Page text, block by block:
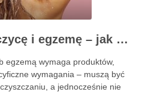
Szampon na łuszczycę i egzemę – jak świadomie dobierać produkty przy wrażliwej skórze głowy?
egzemą wymaga produktów,
wymagania – muszą być
a jednocześnie nie